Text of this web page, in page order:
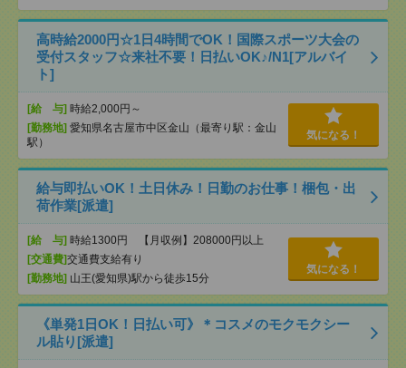
高時給2000円☆1日4時間でOK！国際スポーツ大会の
受付スタッフ☆来社不要！日払いOK♪/N1[アルバイ
ト]
[給 与] 時給2,000円～
[勤務地] 愛知県名古屋市中区金山（最寄り駅：金山
駅）
気になる！
給与即払いOK！土日休み！日勤のお仕事！梱包・出
荷作業[派遣]
[給 与] 時給1300円 【月収例】208000円以上
[交通費]交通費支給有り
[勤務地] 山王(愛知県)駅から徒歩15分
気になる！
《単発1日OK！日払い可》＊コスメのモクモクシー
ル貼り[派遣]